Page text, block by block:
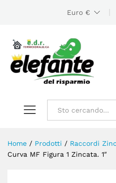
Euro €
Home / Prodotti / Raccordi
Curva MF Figura 1 Zincata. 1″